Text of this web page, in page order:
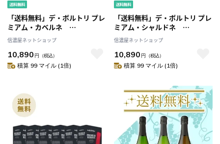
「送料無料」デ・ボルトリ プレ
ミアム・カベルネ
BIB（2000ml） 6箱セット
信濃屋ネットショップ
10,890 円 （税込）
積算 99 マイル (1倍)
「送料無料」デ・ボルトリ プレ
ミアム・シャルドネ
BIB（2000ml） 6箱セット
信濃屋ネットショップ
10,890 円 （税込）
積算 99 マイル (1倍)